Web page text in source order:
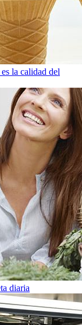
la calidad del
diaria